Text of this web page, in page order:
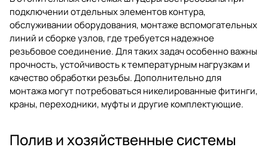
подключении отдельных элементов контура,
обслуживании оборудования, монтаже вспомогательных
линий и сборке узлов, где требуется надежное
резьбовое соединение. Для таких задач особенно важны
прочность, устойчивость к температурным нагрузкам и
качество обработки резьбы. Дополнительно для
монтажа могут потребоватьсяникелированные фитинги,
краны, переходники, муфты и другие комплектующие.
Полив и хозяйственные системы